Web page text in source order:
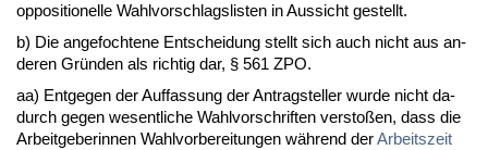
op­po­si­tio­nel­le Wahl­vor­schlags­lis­ten in Aus­sicht ge­stellt.
b) Die an­ge­foch­te­ne Ent­schei­dung stellt sich auch nicht aus an­
de­ren Gründen als rich­tig dar, § 561 ZPO.
aa) Ent­ge­gen der Auf­fas­sung der An­trag­stel­ler wur­de nicht da­
durch ge­gen we­sent­li­che Wahl­vor­schrif­ten ver­s­toßen, dass die
Ar­beit­ge­be­rin­nen Wahl­vor­be­rei­tun­gen während derAr­beits­zeit